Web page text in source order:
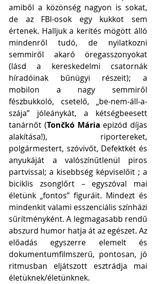
amiből a közönség nagyon is sokat,
de az FBI-osok egy kukkot sem
értenek. Halljuk a kerítés mögött álló
mindenről tudó, de nyilatkozni
semmiről akaró öregasszonyokat
(lásd a kereskedelmi csatornák
híradóinak bűnügyi részeit); a
mobilon a nagy semmiről
fészbukkoló, csetelő, „be-nem-áll-a-
szája” jóleánykát, a kétségbeesett
tanárnőt (Tončkó Mária epizód díjas
alakítása!), riportereket,
polgármestert, szóvivőt, Defektkét és
anyukáját a valószínűtlenül piros
partvissal; a kisebbség képviselőit ; a
biciklis zsonglőrt – egyszóval mai
életünk „fontos” figuráit. Mindezt és
mindenkit valami esszenciális színházi
sűrítményként. A legmagasabb rendű
abszurd humor hatja át az egészet. Az
előadás egyszerre elemelt és
dokumentumfilmszerű, pontosan, jó
ritmusban eljátszott esztrádja mai
életüknek/életünknek.